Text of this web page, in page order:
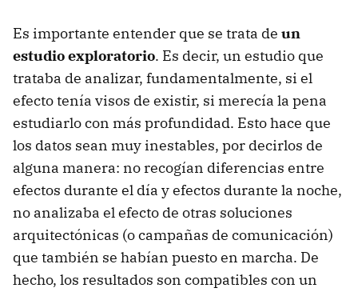
Es importante entender que se trata de un
estudio exploratorio. Es decir, un estudio que
trataba de analizar, fundamentalmente, si el
efecto tenía visos de existir, si merecía la pena
estudiarlo con más profundidad. Esto hace que
los datos sean muy inestables, por decirlos de
alguna manera: no recogían diferencias entre
efectos durante el día y efectos durante la noche,
no analizaba el efecto de otras soluciones
arquitectónicas (o campañas de comunicación)
que también se habían puesto en marcha. De
hecho, los resultados son compatibles con un